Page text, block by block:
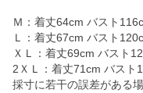
Ｍ：着丈64cm バスト
Ｌ：着丈67cm バスト
ＸＬ：着丈69cm バスト
2ＸＬ：着丈71cm バスト
採寸に若干の誤差がある